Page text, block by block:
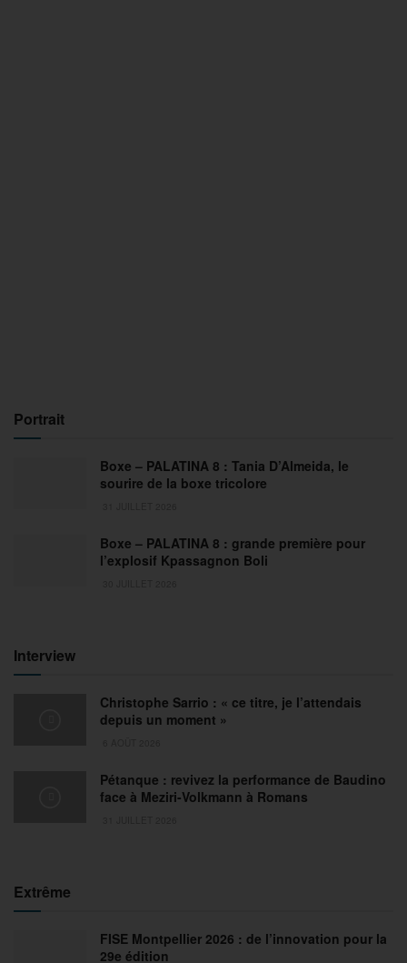
Portrait
Boxe – PALATINA 8 : Tania D’Almeida, le
sourire de la boxe tricolore
Boxe – PALATINA 8 : grande première pour
l’explosif Kpassagnon Boli
Interview
Christophe Sarrio : « ce titre, je l’attendais
depuis un moment »
Pétanque : revivez la performance de Baudino
face à Meziri-Volkmann à Romans
Extrême
FISE Montpellier 2026 : de l’innovation pour la
29e édition